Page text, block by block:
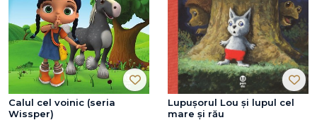
Calul cel voinic (seria
Wissper)
Lupușorul Lou și lupul cel
mare și rău